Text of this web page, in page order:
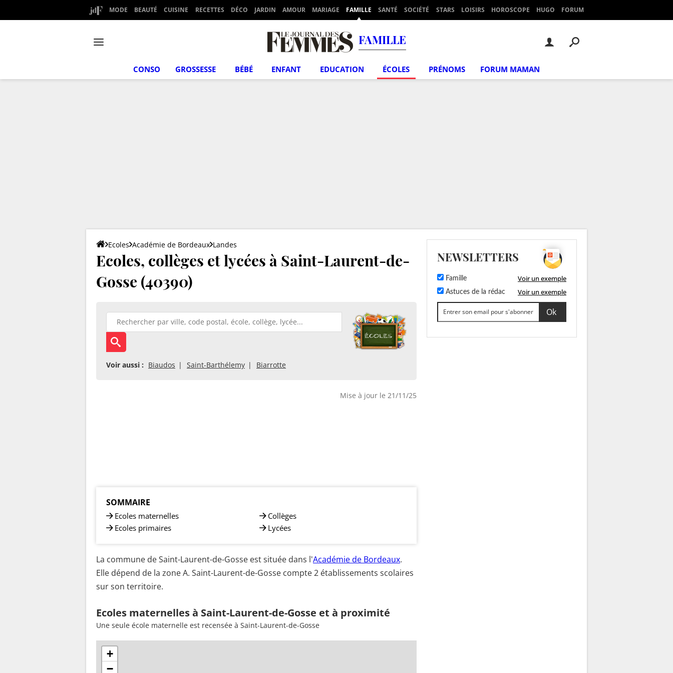
MODE BEAUTÉ CUISINE RECETTES DÉCO JARDIN AMOUR MARIAGE FAMILLE SANTÉ SOCIÉTÉ STARS LOISIRS HOROSCOPE HUGO FORUM
FAMILLE
CONSO GROSSESSE BÉBÉ ENFANT EDUCATION ÉCOLES PRÉNOMS FORUM MAMAN
Ecoles Académie de Bordeaux Landes
Ecoles, collèges et lycées à Saint-Laurent-de-
Gosse (40390)
Voir aussi : Biaudos Saint-Barthélemy Biarrotte
Mise à jour le 21/11/25
SOMMAIRE
Ecoles maternelles
Ecoles primaires
Collèges
Lycées
La commune de Saint-Laurent-de-Gosse est située dans l'Académie de Bordeaux.
Elle dépend de la zone A. Saint-Laurent-de-Gosse compte 2 établissements scolaires
sur son territoire.
Ecoles maternelles à Saint-Laurent-de-Gosse et à proximité
Une seule école maternelle est recensée à Saint-Laurent-de-Gosse
+
−
NEWSLETTERS
Famille Voir un exemple
Astuces de la rédac Voir un exemple